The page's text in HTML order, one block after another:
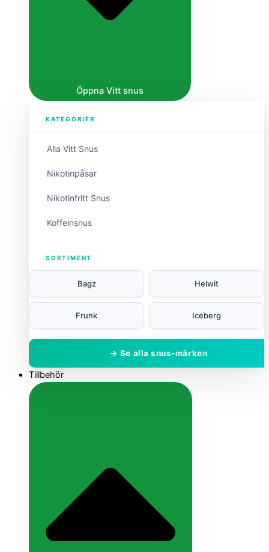
Öppna Vitt snus
KATEGORIER
Alla Vitt Snus
Nikotinpåsar
Nikotinfritt Snus
Koffeinsnus
SORTIMENT
Bagz Helwit
Frunk Iceberg
→ Se alla snus-märken
Tillbehör